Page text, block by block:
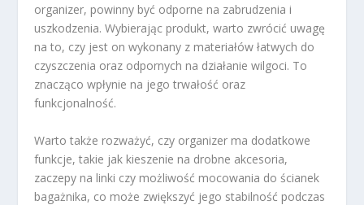
organizer, powinny być odporne na zabrudzenia i
uszkodzenia. Wybierając produkt, warto zwrócić uwagę
na to, czy jest on wykonany z materiałów łatwych do
czyszczenia oraz odpornych na działanie wilgoci. To
znacząco wpłynie na jego trwałość oraz
funkcjonalność.
Warto także rozważyć, czy organizer ma dodatkowe
funkcje, takie jak kieszenie na drobne akcesoria,
zaczepy na linki czy możliwość mocowania do ścianek
bagażnika, co może zwiększyć jego stabilność podczas